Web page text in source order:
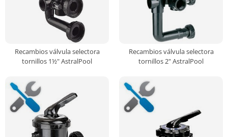
Recambios válvula selectora
tornillos 1½" AstralPool
Recambios válvula selectora
tornillos 2" AstralPool